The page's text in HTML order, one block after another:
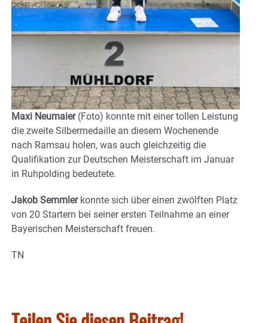
Maxi Neumaier(Foto) konnte mit einer tollen Leistung
die zweite Silbermedaille an diesem Wochenende
nach Ramsau holen, was auch gleichzeitig die
Qualifikation zur Deutschen Meisterschaft im Januar
in Ruhpolding bedeutete.
Jakob Semmlerkonnte sich über einen zwölften Platz
von 20 Startern bei seiner ersten Teilnahme an einer
Bayerischen Meisterschaft freuen.
TN